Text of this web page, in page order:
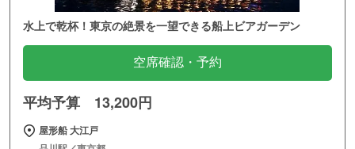
水上で乾杯！東京の絶景を一望できる船上ビアガーデン
空席確認・予約
平均予算 13,200円
屋形船 大江戸